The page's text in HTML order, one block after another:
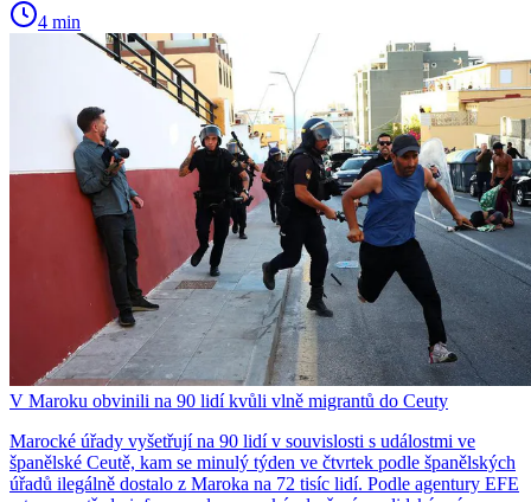
4 min
V Maroku obvinili na 90 lidí kvůli vlně migrantů do Ceuty
Marocké úřady vyšetřují na 90 lidí v souvislosti s událostmi ve
španělské Ceutě, kam se minulý týden ve čtvrtek podle španělských
úřadů ilegálně dostalo z Maroka na 72 tisíc lidí. Podle agentury EFE